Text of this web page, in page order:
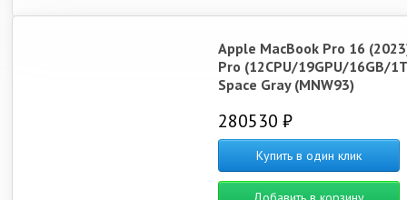
Apple MacBook Pro 16
Pro (12CPU/19GPU/16GB/
Space Gray (MNW93)
280530 ₽
Купить в один клик